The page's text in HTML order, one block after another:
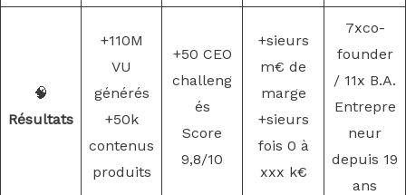
🧠
Résultats
+110M
VU
générés
+50k
contenus
produits
+50 CEO
challeng
és
Score
9,8/10
+sieurs
m€ de
marge
+sieurs
fois 0 à
xxx k€
7xco-
founder
/ 11x B.A.
Entrepre
neur
depuis 19
ans